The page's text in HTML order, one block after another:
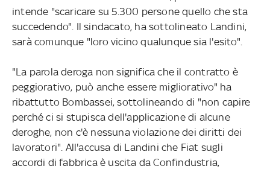
intende "scaricare su 5.300 persone quello che sta
succedendo". Il sindacato, ha sottolineato Landini,
sarà comunque "loro vicino qualunque sia l'esito".
"La parola deroga non significa che il contratto è
peggiorativo, può anche essere migliorativo" ha
ribattutto Bombassei, sottolineando di "non capire
perché ci si stupisca dell'applicazione di alcune
deroghe, non c'è nessuna violazione dei diritti dei
lavoratori". All'accusa di Landini che Fiat sugli
accordi di fabbrica è uscita da Confindustria,